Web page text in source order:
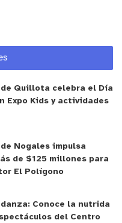
un acto de buena
oportunidad para
y nuevas formas de
Quillota celebra el Día
Expo Kids y actividades
Nogales impulsa
de $125 millones para
El Polígono
danza: Conoce la nutrida
del Centro